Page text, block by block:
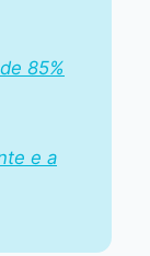
85%
e a